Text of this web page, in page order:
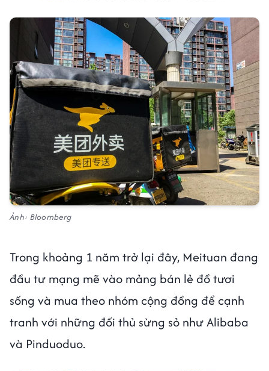
Ảnh: Bloomberg
Trong khoảng 1 năm trở lại đây, Meituan đang
đầu tư mạng mẽ vào mảng bán lẻ đồ tươi
sống và mua theo nhóm cộng đồng để cạnh
tranh với những đối thủ sừng sỏ như Alibaba
và Pinduoduo.